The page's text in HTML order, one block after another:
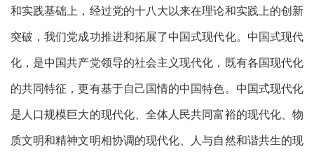
和实践基础上，经过党的十八大以来在理论和实践上的创新
突破，我们党成功推进和拓展了中国式现代化。中国式现代
化，是中国共产党领导的社会主义现代化，既有各国现代化
的共同特征，更有基于自己国情的中国特色。中国式现代化
是人口规模巨大的现代化、全体人民共同富裕的现代化、物
质文明和精神文明相协调的现代化、人与自然和谐共生的现